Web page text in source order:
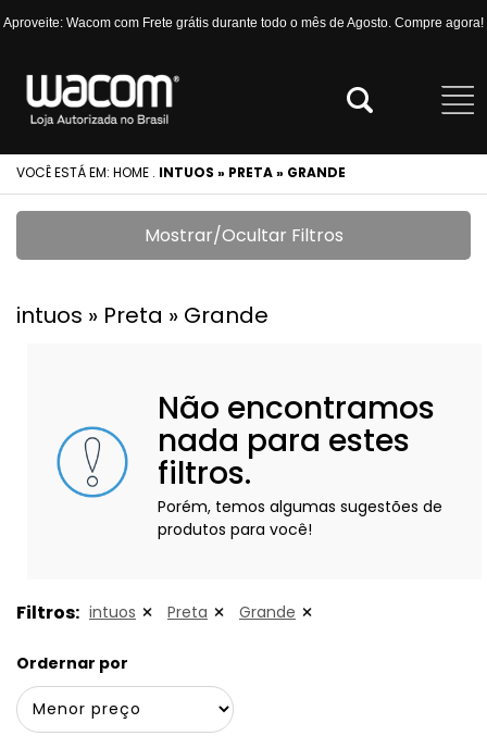
Aproveite: Wacom com Frete grátis durante todo o mês de Agosto. Compre agora!
VOCÊ ESTÁ EM: HOME . INTUOS » PRETA » GRANDE
Mostrar/Ocultar Filtros
intuos » Preta » Grande
Não encontramos
nada para estes
filtros.
Porém, temos algumas sugestões de
produtos para você!
Filtros: intuos Preta Grande
Ordernar por